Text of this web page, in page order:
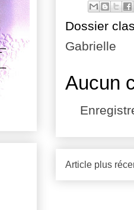
Dossier
Gabrielle
Aucun
Article plus